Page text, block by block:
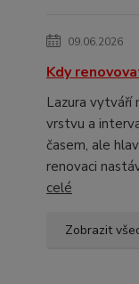
09.06.2026
Kdy
Lazura vytváří
vrstvu a
časem, ale
renovaci
celé
Zobrazit